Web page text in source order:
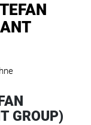
GROUP)